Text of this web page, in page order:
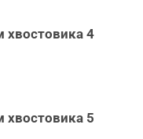
хвостовика 4
5